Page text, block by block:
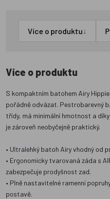
Více o produktu↓
Více o produktu
S kompaktním batohem Airy
pořádně odvázat. Pestrobarevný
třídy, má minimální hmotnost a
je zároveň neobyčejně praktický.
• Ultralehký batoh Airy vhodný od
• Ergonomicky tvarovaná záda s
zabezpečuje prodyšnost zad.
• Plně nastavitelné ramenní
postavě.